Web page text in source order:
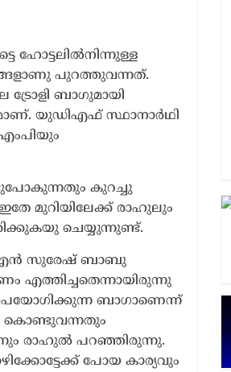
ഹോട്ടലിൽനിന്നുള്ള
പുറത്തുവന്നത്.
ബാഗുമായി
യുഡിഎഫ് സ്ഥാനാർഥി
കുറച്ചു
മുറിയിലേക്ക് രാഹുലും
ചെയ്യുന്നുണ്ട്.
ഇ.എൻ സുരേഷ് ബാബു
എത്തിച്ചതെന്നായിരുന്നു
ബാഗാണെന്ന്
കൊണ്ടുവന്നതും
രാഹുൽ പറഞ്ഞിരുന്നു.
പോയ കാര്യവും